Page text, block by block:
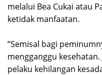
melalui Bea Cukai atau
ketidak manfaatan.
“Semisal bagi
mengganggu
pelaku kehilangan